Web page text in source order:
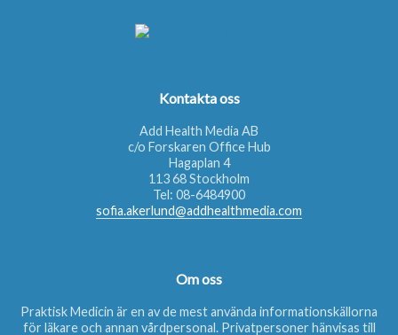
Kontakta oss
Add Health Media AB
c/o Forskaren Office Hub
Hagaplan 4
113 68 Stockholm
Tel: 08-6484900
sofia.akerlund@addhealthmedia.com
Om oss
Praktisk Medicin är en av de mest använda informationskällorna
för läkare och annan vårdpersonal. Privatpersoner hänvisas till